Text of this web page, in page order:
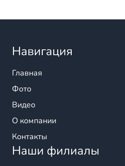
Навигация
Главная
Фото
Видео
О компании
Контакты
Наши филиалы